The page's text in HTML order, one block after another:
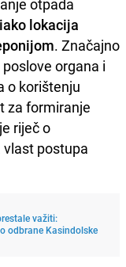
iako lokacija
. Značajno
organa i
o korištenju
za formiranje
riječ o
postupa
važiti:
odbrane Kasindolske